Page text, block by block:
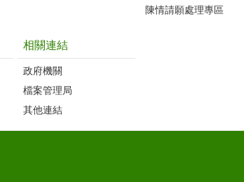
陳情請願處理專區
相關連結
政府機關
檔案管理局
其他連結